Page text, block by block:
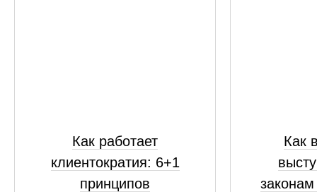
Как работает
клиентократия: 6+1
принципов
Как